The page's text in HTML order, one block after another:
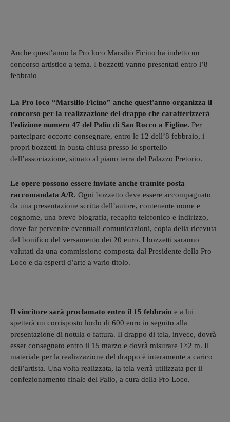
Anche quest’anno la Pro loco Marsilio Ficino ha indetto un
concorso artistico a tema. I bozzetti vanno presentati entro l’8
febbraio
La Pro loco “Marsilio Ficino” anche quest'anno organizza il
concorso per la realizzazione del drappo che caratterizzerà
l'edizione numero 47 del Palio di San Rocco a Figline. Per
partecipare occorre consegnare, entro le 12 dell’8 febbraio, i
propri bozzetti in busta chiusa presso lo sportello
dell’associazione, situato al piano terra del Palazzo Pretorio.
Le opere possono essere inviate anche tramite posta
raccomandata A/R. Ogni bozzetto deve essere accompagnato
da una presentazione scritta dell’autore, contenente nome e
cognome, una breve biografia, recapito telefonico e indirizzo,
dove far pervenire eventuali comunicazioni, copia della ricevuta
del bonifico del versamento dei 20 euro. I bozzetti saranno
valutati da una commissione composta dal Presidente della Pro
Loco e da esperti d’arte a vario titolo.
Il vincitore sarà proclamato entro il 15 febbraio e a lui
spetterà un corrisposto lordo di 600 euro in seguito alla
presentazione di notula o fattura. Il drappo di tela, invece, dovrà
esser consegnato entro il 15 marzo e dovrà misurare 1×2 m. Il
materiale per la realizzazione del drappo è interamente a carico
dell’artista. Una volta realizzata, la tela verrà utilizzata per il
confezionamento finale del Palio, a cura della Pro Loco.